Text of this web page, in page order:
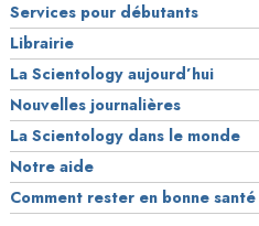
Services pour débutants
Librairie
La Scientology aujourd’hui
Nouvelles journalières
La Scientology dans le monde
Notre aide
Comment rester en bonne santé